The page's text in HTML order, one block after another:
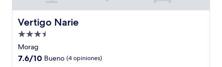
Vertigo Narie
Vertigo Narie
Propiedad
de
3.5
Morag
7.6
7.6/10 Bueno (4 opiniones)